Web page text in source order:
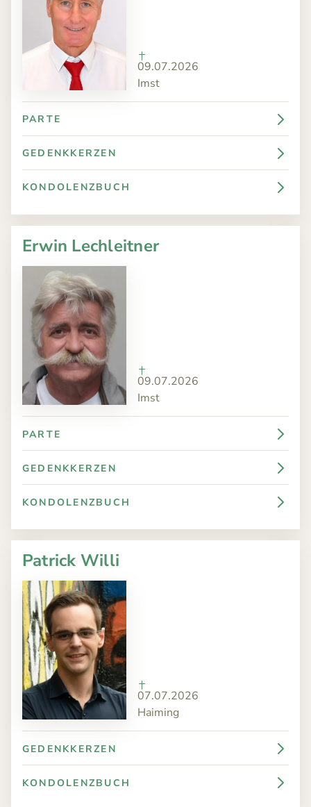
09.07.2026
Imst
PARTE
GEDENKKERZEN
KONDOLENZBUCH
Erwin Lechleitner
09.07.2026
Imst
PARTE
GEDENKKERZEN
KONDOLENZBUCH
Patrick Willi
07.07.2026
Haiming
GEDENKKERZEN
KONDOLENZBUCH